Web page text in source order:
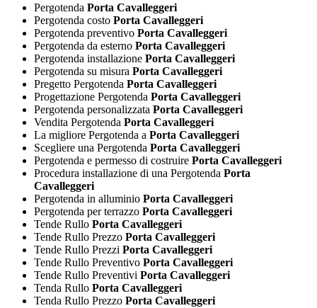
Pergotenda Porta Cavalleggeri
Pergotenda costo Porta Cavalleggeri
Pergotenda preventivo Porta Cavalleggeri
Pergotenda da esterno Porta Cavalleggeri
Pergotenda installazione Porta Cavalleggeri
Pergotenda su misura Porta Cavalleggeri
Pregetto Pergotenda Porta Cavalleggeri
Progettazione Pergotenda Porta Cavalleggeri
Pergotenda personalizzata Porta Cavalleggeri
Vendita Pergotenda Porta Cavalleggeri
La migliore Pergotenda a Porta Cavalleggeri
Scegliere una Pergotenda Porta Cavalleggeri
Pergotenda e permesso di costruire Porta Cavalleggeri
Procedura installazione di una Pergotenda Porta
Cavalleggeri
Pergotenda in alluminio Porta Cavalleggeri
Pergotenda per terrazzo Porta Cavalleggeri
Tende Rullo Porta Cavalleggeri
Tende Rullo Prezzo Porta Cavalleggeri
Tende Rullo Prezzi Porta Cavalleggeri
Tende Rullo Preventivo Porta Cavalleggeri
Tende Rullo Preventivi Porta Cavalleggeri
Tenda Rullo Porta Cavalleggeri
Tenda Rullo Prezzo Porta Cavalleggeri